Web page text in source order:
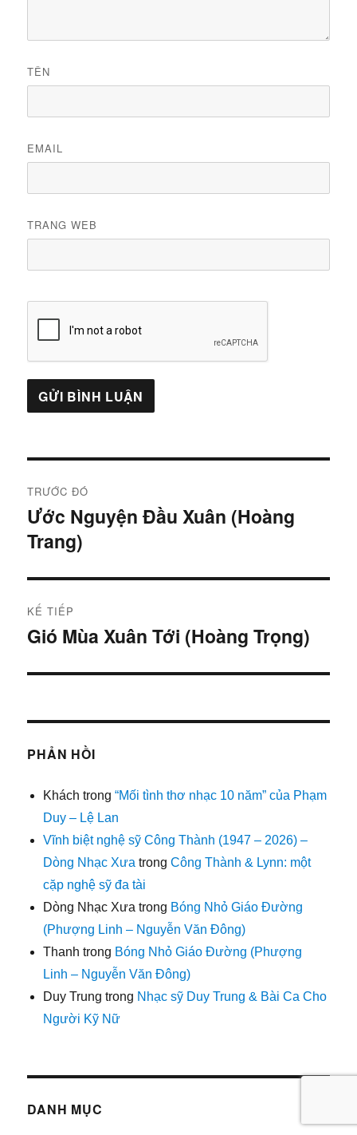
TÊN
EMAIL
TRANG WEB
hướng
bài
viết
TRƯỚC ĐÓ
Bài
trước:
Ước Nguyện Đầu Xuân (Hoàng
Trang)
KẾ TIẾP
Bài
Gió Mùa Xuân Tới (Hoàng Trọng)
PHẢN HỒI
Khách trong“Mối tình thơ nhạc 10 năm” của Phạm
Duy – Lệ Lan
Vĩnh biệt nghệ sỹ Công Thành (1947 – 2026) –
Dòng Nhạc Xưa trongCông Thành & Lynn: một
cặp nghệ sỹ đa tài
Dòng Nhạc Xưa trong Bóng Nhỏ Giáo Đường
(Phượng Linh – Nguyễn Văn Đông)
Thanh trong Bóng Nhỏ Giáo Đường (Phượng
Linh – Nguyễn Văn Đông)
Duy Trung trong Nhạc sỹ Duy Trung & Bài Ca Cho
Người Kỹ Nữ
DANH MỤC